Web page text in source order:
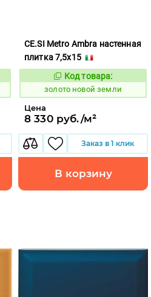
CE.SI Metro Ambra настенная
плитка 7,5x15
523780
Код товара:
золото новой земли
Цена
8 330 руб./м²
Заказ в 1 клик
В корзину